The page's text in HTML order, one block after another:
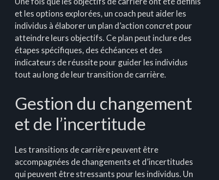
et les options explorées, un coach peut aider les
individus à élaborer un plan d’action concret pour
atteindre leurs objectifs. Ce plan peut inclure des
étapes spécifiques, des échéances et des
indicateurs de réussite pour guider les individus
tout au long de leur transition de carrière.
Gestion du changement
et de l’incertitude
Les transitions de carrière peuvent être
accompagnées de changements et d’incertitudes
qui peuvent être stressants pour les individus. Un